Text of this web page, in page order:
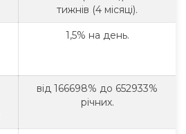
тижнів (4 місяці).
1,5% на день.
від 166698% до 652933%
річних.